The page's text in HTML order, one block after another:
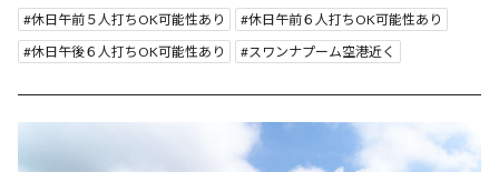
休日午前５人打ちOK可能性あり
休日午前６人打ちOK可能性あり
休日午後６人打ちOK可能性あり
スワンナプーム空港近く